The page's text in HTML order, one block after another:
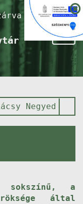
Negyed
sokszínű, a
által